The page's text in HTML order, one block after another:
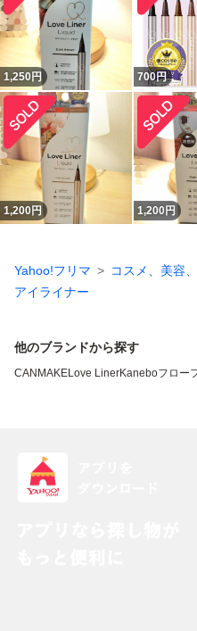
1,250 円 700円
1,200円 1,200 円
Yahoo!フリマ コスメ、美容
アイライナー
他のブランドから探す
CANMAKELove LinerKaneboフロー